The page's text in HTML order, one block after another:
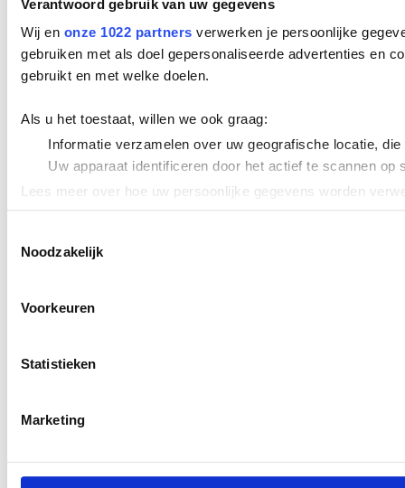
Verantwoord gebruik van uw gegevens
Wij en onze 1022 partners verwerken je persoonlijke
gebruiken met als doel gepersonaliseerde advertenties en
gebruikt en met welke doelen.
Als u het toestaat, willen we ook graag:
Informatie verzamelen over uw geografische locatie,
Uw apparaat identificeren door het actief te scannen op
Lees meer over hoe uw persoonlijke gegevens worden
We gebruiken cookies om content en advertenties te
verstrekt of die ze hebben verzameld op basis van uw
Noodzakelijk
Voorkeuren
Statistieken
Marketing